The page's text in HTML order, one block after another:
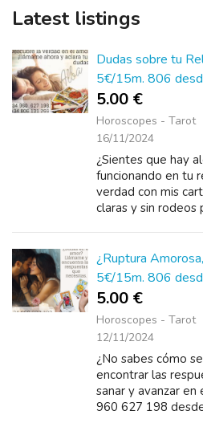
Latest listings
Dudas sobre tu
5€/15m. 806
5.00 €
Horoscopes - Tarot
16/11/2024
¿Sientes que hay
funcionando en tu
verdad con mis
claras y sin
¿Ruptura
5€/15m. 806
5.00 €
Horoscopes - Tarot
12/11/2024
¿No sabes cómo
encontrar las
sanar y avanzar
960 627 198